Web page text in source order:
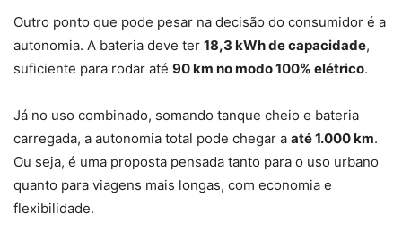
Outro ponto que pode pesar na decisão do consumidor é a
autonomia. A bateria deve ter 18,3 kWh de capacidade,
suficiente para rodar até 90 km no modo 100% elétrico.
Já no uso combinado, somando tanque cheio e bateria
carregada, a autonomia total pode chegar a até 1.000 km.
Ou seja, é uma proposta pensada tanto para o uso urbano
quanto para viagens mais longas, com economia e
flexibilidade.